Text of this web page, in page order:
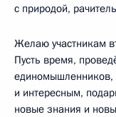
с природой,
Желаю участникам
Пусть время,
единомышленников,
и интересным,
новые знания и